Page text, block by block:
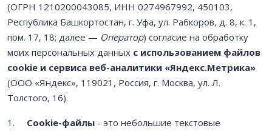
(ОГРН 1210200043085, ИНН 0274967992, 450103,
Республика Башкортостан, г. Уфа, ул. Рабкоров, д. 8, к. 1,
пом. 17, 18; далее — Оператор) согласие на обработку
моих персональных данных с использованием файлов
cookie и сервиса веб-аналитики «Яндекс.Метрика»
(ООО «Яндекс», 119021, Россия, г. Москва, ул. Л.
Толстого, 16).
1. Cookie-файлы - это небольшие текстовые